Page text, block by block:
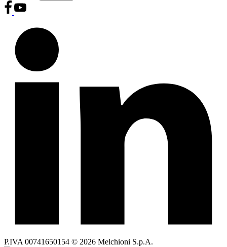
P.IVA 00741650154 © 2026 Melchioni S.p.A.